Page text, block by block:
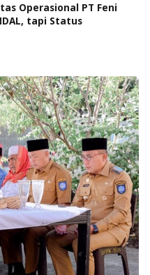
Operasional PT Feni
tapi Status